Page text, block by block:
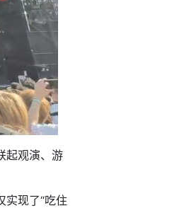
起观演、游
现了“吃住